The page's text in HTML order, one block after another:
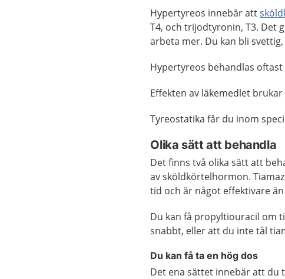
Hypertyreos innebär att
T4, och trijodtyronin, T3. Det
arbeta mer. Du kan bli
Hypertyreos behandlas
Effekten av läkemedlet
Tyreostatika får du inom
Olika sätt att behandla
Det finns två olika sätt att
av sköldkörtelhormon.
tid och är något effektivare
Du kan få propyltiouracil om
snabbt, eller att du inte tål
Du kan få ta en hög dos
Det ena sättet innebär att du